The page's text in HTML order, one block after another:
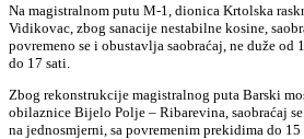
Na magistralnom putu M-1, dionica Krtolska
Vidikovac, zbog sanacije nestabilne kosine,
povremeno se i obustavlja saobraćaj, ne duže od
do 17 sati.
Zbog rekonstrukcije magistralnog puta Barski
obilaznice Bijelo Polje – Ribarevina, saobraćaj
na jednosmjerni, sa povremenim prekidima do 15